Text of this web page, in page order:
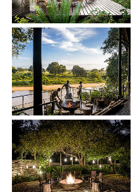
Show larger version
Show larger version